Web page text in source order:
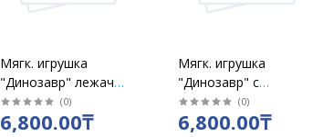
Мягк. игрушка
"Динозавр" лежачий
с пледом 70см /
6162
(0)
6,800.00₸
Мягк. игрушка
"Динозавр" с
пледом 50см / 6155
(0)
6,800.00₸